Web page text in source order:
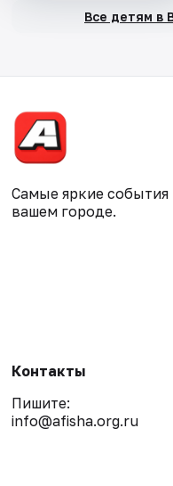
Все детям в
Самые яркие события
вашем городе.
Контакты
Пишите:
info@afisha.org.ru